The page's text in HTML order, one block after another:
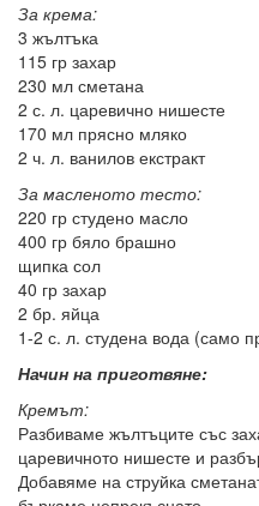
За крема:
3 жълтъка
115 гр захар
230 мл сметана
2 с. л. царевично нишесте
170 мл прясно мляко
2 ч. л. ванилов екстракт
За масленото тесто:
220 гр студено масло
400 гр бяло брашно
щипка сол
40 гр захар
2 бр. яйца
1-2 с. л. студена вода (само
Начин на приготвяне:
Кремът:
Разбиваме жълтъците със
царевичното нишесте и
Добавяме на струйка